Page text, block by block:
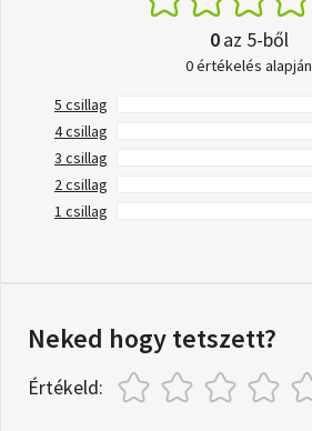
0az 5-ből
0 értékelés alapján
5 csillag
4 csillag
3 csillag
2 csillag
1 csillag
Neked hogy tetszett?
Értékeld: